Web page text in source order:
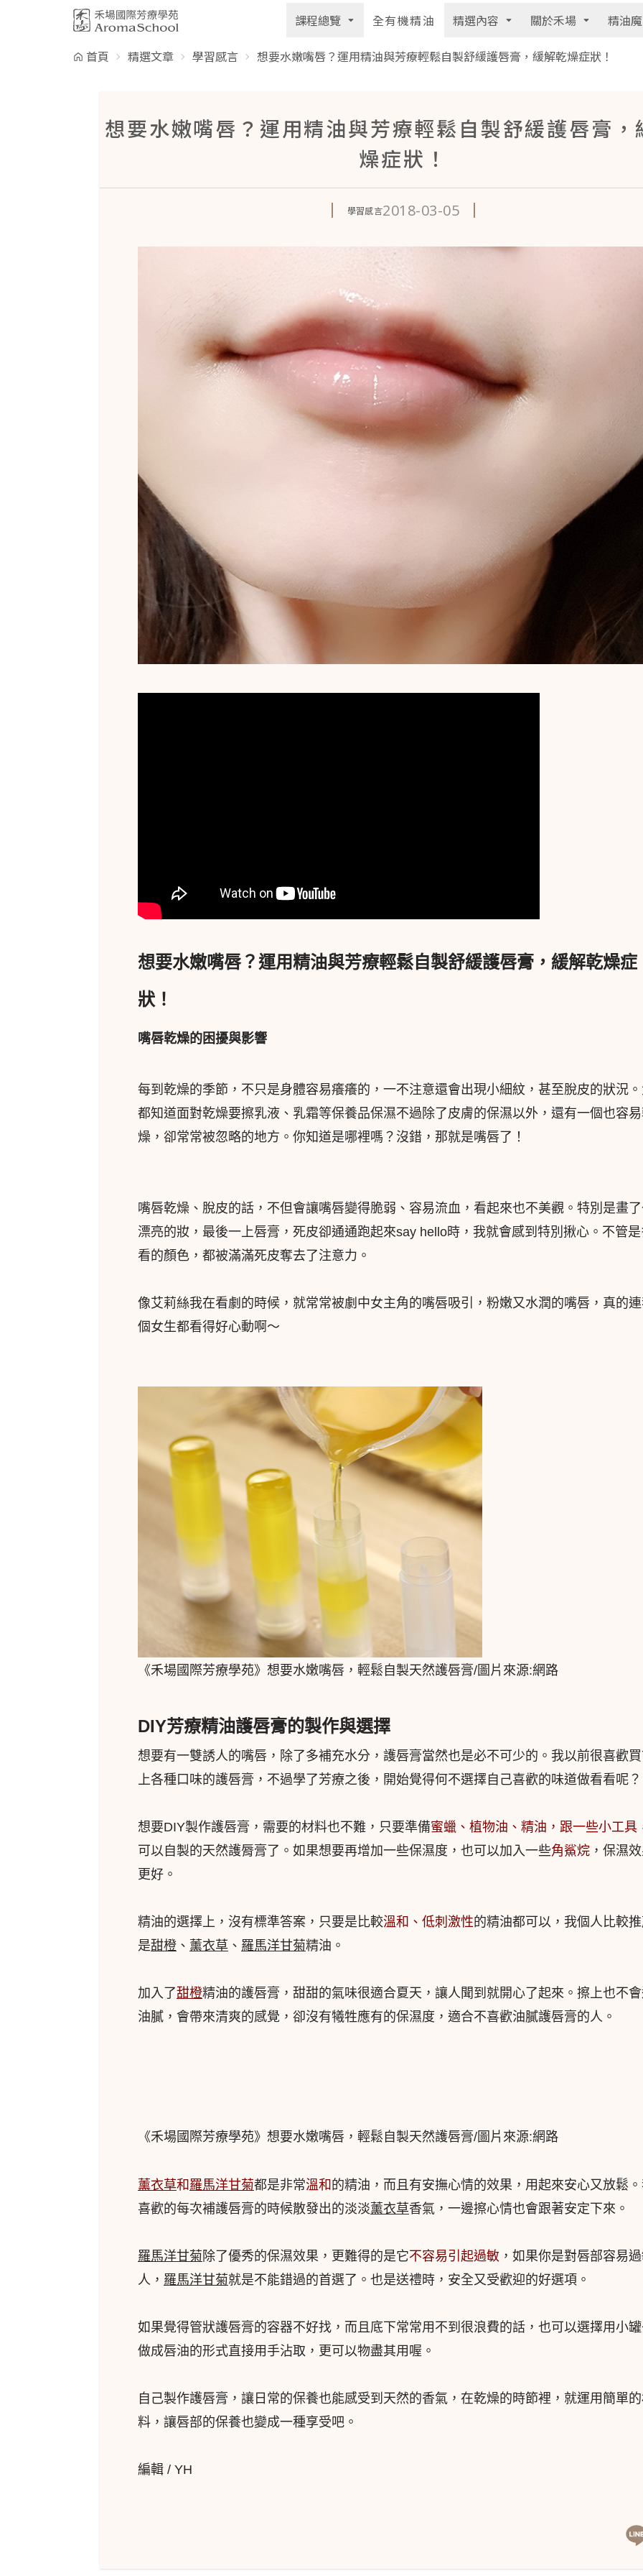
課程總覽 全有機精油 精選內容 關於禾場 精油
首頁 精選文章 學習感言 想要水嫩嘴唇？運用精油與芳療輕鬆自製舒緩護唇膏，緩解乾燥症狀！
想要水嫩嘴唇？運用精油與芳療輕鬆自製舒緩護唇膏，
燥症狀！
學習感言2018-03-05
想要水嫩嘴唇？運用精油與芳療輕鬆自製舒緩護唇膏，緩解乾燥症
狀！
嘴唇乾燥的困擾與影響
每到乾燥的季節，不只是身體容易癢癢的，一不注意還會出現小細紋，甚至脫皮的狀況
都知道面對乾燥要擦乳液、乳霜等保養品保濕不過除了皮膚的保濕以外，還有一個也容
燥，卻常常被忽略的地方。你知道是哪裡嗎？沒錯，那就是嘴唇了！
嘴唇乾燥、脫皮的話，不但會讓嘴唇變得脆弱、容易流血，看起來也不美觀。特別是畫
漂亮的妝，最後一上唇膏，死皮卻通通跑起來say hello時，我就會感到特別揪心。不管
看的顏色，都被滿滿死皮奪去了注意力。
像艾莉絲我在看劇的時候，就常常被劇中女主角的嘴唇吸引，粉嫩又水潤的嘴唇，真的
個女生都看得好心動啊～
《禾場國際芳療學苑》想要水嫩嘴唇，輕鬆自製天然護唇膏/圖片來源:網路
DIY芳療精油護唇膏的製作與選擇
想要有一雙誘人的嘴唇，除了多補充水分，護唇膏當然也是必不可少的。我以前很喜歡
上各種口味的護唇膏，不過學了芳療之後，開始覺得何不選擇自己喜歡的味道做看看呢？
想要DIY製作護唇膏，需要的材料也不難，只要準備蜜蠟、植物油、精油，跟一些小工具
可以自製的天然護脣膏了。如果想要再增加一些保濕度，也可以加入一些角鯊烷 ，保濕
更好。
精油的選擇上，沒有標準答案，只要是比較溫和、低刺激性的精油都可以，我個人比較
是甜橙 、 薰衣草 、 羅馬洋甘菊精油。
加入了甜橙精油的護唇膏，甜甜的氣味很適合夏天，讓人聞到就開心了起來。擦上也不
油膩，會帶來清爽的感覺，卻沒有犧牲應有的保濕度，適合不喜歡油膩護唇膏的人。
《禾場國際芳療學苑》想要水嫩嘴唇，輕鬆自製天然護唇膏/圖片來源:網路
薰衣草和 羅馬洋甘菊都是非常溫和 的精油，而且有安撫心情的效果，用起來安心又放鬆
喜歡的每次補護唇膏的時候散發出的淡淡薰衣草香氣，一邊擦心情也會跟著安定下來。
羅馬洋甘菊 除了優秀的保濕效果，更難得的是它不容易引起過敏 ，如果你是對唇部容易
人， 羅馬洋甘菊就是不能錯過的首選了。也是送禮時，安全又受歡迎的好選項。
如果覺得管狀護唇膏的容器不好找，而且底下常常用不到很浪費的話，也可以選擇用小
做成唇油的形式直接用手沾取，更可以物盡其用喔。
自己製作護唇膏，讓日常的保養也能感受到天然的香氣，在乾燥的時節裡，就運用簡單
料，讓唇部的保養也變成一種享受吧。
編輯 / YH